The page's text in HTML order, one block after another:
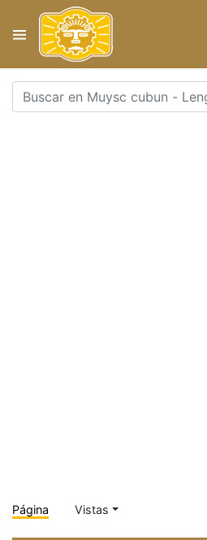
Página Vistas